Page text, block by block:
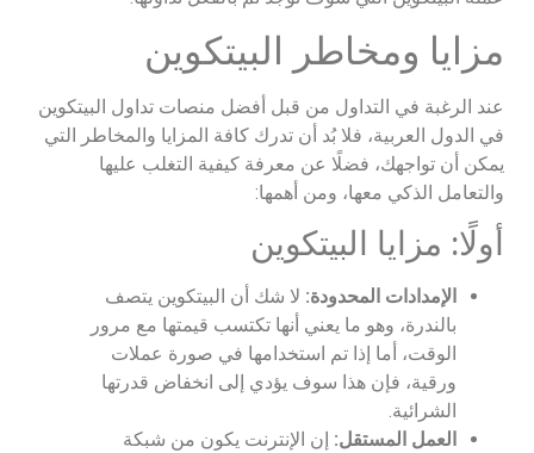
مزايا ومخاطر البيتكوين
عند الرغبة في التداول من قبل أفضل منصات تداول البيتكوين
في الدول العربية، فلا بُد أن تدرك كافة المزايا والمخاطر التي
يمكن أن تواجهك، فضلًا عن معرفة كيفية التغلب عليها
والتعامل الذكي معها، ومن أهمها:
أولًا: مزايا البيتكوين
الإمدادات المحدودة: لا شك أن البيتكوين يتصف
بالندرة، وهو ما يعني أنها تكتسب قيمتها مع مرور
الوقت، أما إذا تم استخدامها في صورة عملات
ورقية، فإن هذا سوف يؤدي إلى انخفاض قدرتها
الشرائية.
العمل المستقل: إن الإنترنت يكون من شبكة